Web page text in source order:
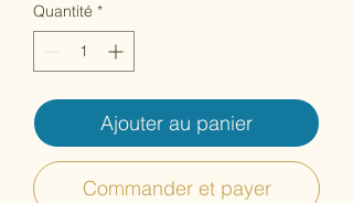
Quantité *
Ajouter au panier
Commander et payer